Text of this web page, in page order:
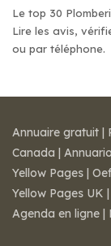
Le top 30
Lire les avis,
ou par téléphone.
Annuaire gratuit |
Canada |
Yellow Pages |
Yellow Pages UK |
Agenda en ligne |